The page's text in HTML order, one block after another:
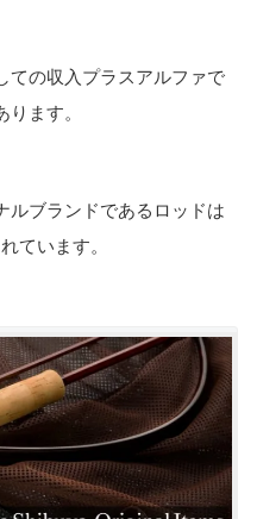
ての収入プラスアルファで
ます。
ルブランドであるロッドは
ています。